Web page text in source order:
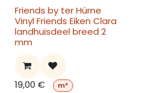
Friends by ter Hürne
Vinyl Friends Eiken Clara
landhuisdeel breed 2
mm
19,00 € m²